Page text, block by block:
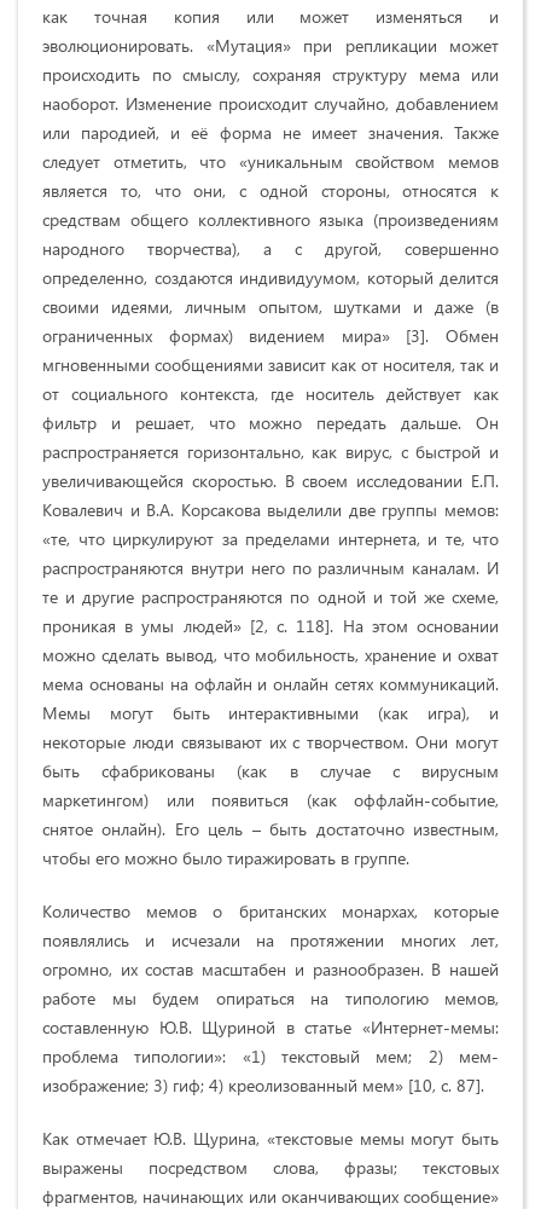
как точная копия или может изменяться и
эволюционировать. «Мутация» при репликации может
происходить по смыслу, сохраняя структуру мема или
наоборот. Изменение происходит случайно, добавлением
или пародией, и её форма не имеет значения. Также
следует отметить, что «уникальным свойством мемов
является то, что они, с одной стороны, относятся к
средствам общего коллективного языка (произведениям
народного творчества), а с другой, совершенно
определенно, создаются индивидуумом, который делится
своими идеями, личным опытом, шутками и даже (в
ограниченных формах) видением мира» [3]. Обмен
мгновенными сообщениями зависит как от носителя, так и
от социального контекста, где носитель действует как
фильтр и решает, что можно передать дальше. Он
распространяется горизонтально, как вирус, с быстрой и
увеличивающейся скоростью. В своем исследовании Е.П.
Ковалевич и В.А. Корсакова выделили две группы мемов:
«те, что циркулируют за пределами интернета, и те, что
распространяются внутри него по различным каналам. И
те и другие распространяются по одной и той же схеме,
проникая в умы людей» [2, с. 118]. На этом основании
можно сделать вывод, что мобильность, хранение и охват
мема основаны на офлайн и онлайн сетях коммуникаций.
Мемы могут быть интерактивными (как игра), и
некоторые люди связывают их с творчеством. Они могут
быть сфабрикованы (как в случае с вирусным
маркетингом) или появиться (как оффлайн-событие,
снятое онлайн). Его цель – быть достаточно известным,
чтобы его можно было тиражировать в группе.
Количество мемов о британских монархах, которые
появлялись и исчезали на протяжении многих лет,
огромно, их состав масштабен и разнообразен. В нашей
работе мы будем опираться на типологию мемов,
составленную Ю.В. Щуриной в статье «Интернет-мемы:
проблема типологии»: «1) текстовый мем; 2) мем-
изображение; 3) гиф; 4) креолизованный мем» [10, с. 87].
Как отмечает Ю.В. Щурина, «текстовые мемы могут быть
выражены посредством слова, фразы; текстовых
фрагментов, начинающих или оканчивающих сообщение»